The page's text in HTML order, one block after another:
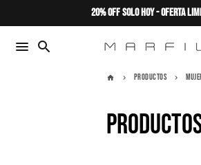
directamente
20% OFF SOLO HOY - OFERTA
menu search
home keyboard_arrow_right Productos keyboard_arrow_right